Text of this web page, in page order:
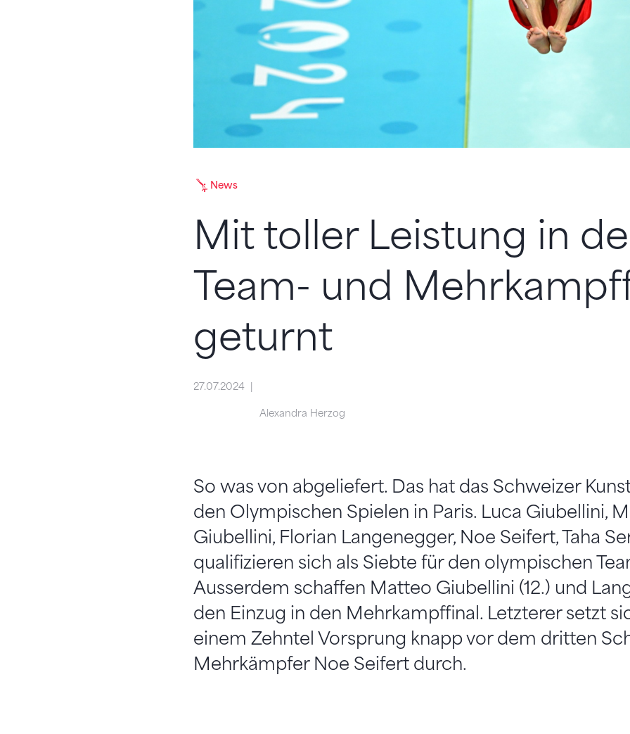
News
Mit toller Leistung in
Team- und
geturnt
27.07.2024
Alexandra Herzog
So was von abgeliefert. Das hat das Schweizer
den Olympischen Spielen in Paris. Luca Giubellini,
Giubellini, Florian Langenegger, Noe Seifert, Taha
qualifizieren sich als Siebte für den olympischen
Ausserdem schaffen Matteo Giubellini (12.) und
den Einzug in den Mehrkampffinal. Letzterer setzt
einem Zehntel Vorsprung knapp vor dem dritten
Mehrkämpfer Noe Seifert durch.